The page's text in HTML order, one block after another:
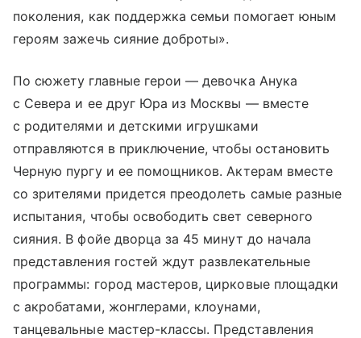
поколения, как поддержка семьи помогает юным
героям зажечь сияние доброты».
По сюжету главные герои — девочка Анука
с Севера и ее друг Юра из Москвы — вместе
с родителями и детскими игрушками
отправляются в приключение, чтобы остановить
Черную пургу и ее помощников. Актерам вместе
со зрителями придется преодолеть самые разные
испытания, чтобы освободить свет северного
сияния. В фойе дворца за 45 минут до начала
представления гостей ждут развлекательные
программы: город мастеров, цирковые площадки
с акробатами, жонглерами, клоунами,
танцевальные мастер-классы. Представления